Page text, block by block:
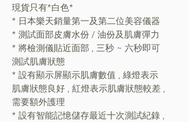
現貨只有*白色*
* 日本樂天銷量第一及第二位美容儀器
* 測試面部皮膚水份 / 油份及肌膚彈力
* 將檢測儀貼近面部 , 三秒 ~ 六秒即可
測試肌膚狀態
* 設有顯示屏顯示肌膚數值 , 綠燈表示
肌膚狀態良好 , 紅燈表示肌膚狀態較差 ,
需要額外護理
* 設有智能記憶儲存最近十次測試紀錄 ,